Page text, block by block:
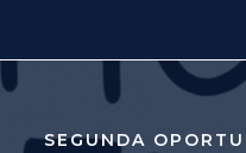
SEGUNDA